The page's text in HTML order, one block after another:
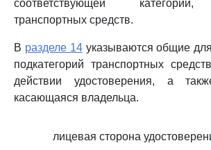
соответствующей категории,
транспортных средств.
В разделе 14указываются общие для
подкатегорий транспортных
действии удостоверения, а
касающаяся владельца.
лицевая сторона